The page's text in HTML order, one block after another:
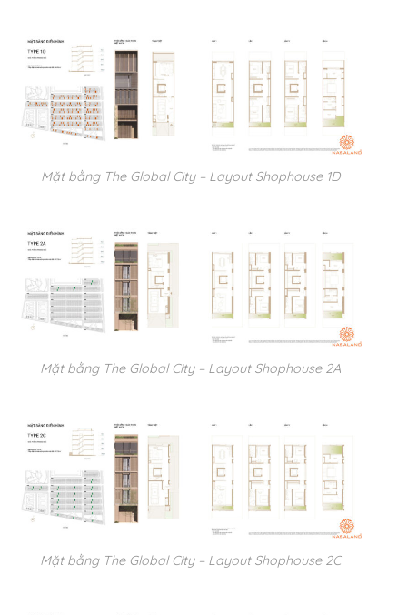
Mặt bằng The Global City – Layout Shophouse 1D
Mặt bằng The Global City – Layout Shophouse 2A
Mặt bằng The Global City – Layout Shophouse 2C